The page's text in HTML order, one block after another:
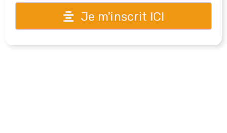
Je m'inscrit ICI